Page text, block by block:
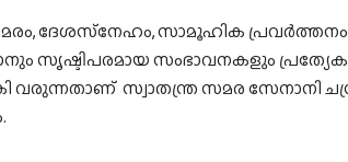
ദേശസ്‌നേഹം, സാമൂഹിക
സൃഷ്ടിപരമായ സംഭാവനകളും പ്രത്യേക
സ്വാതന്ത്ര സമര സേനാനി